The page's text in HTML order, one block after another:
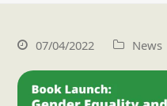
07/04/2022 News